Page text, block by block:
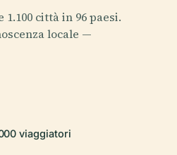
città in 96 paesi.
locale —
viaggiatori